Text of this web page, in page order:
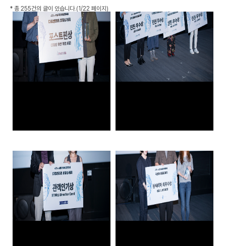
* 총 255건의 글이 있습니다.(1/22 페이지)